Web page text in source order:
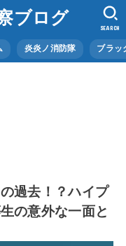
ブログ
炎炎ノ消防隊 ブラッ
SEARCH
過去！？ハイプ
の意外な一面と